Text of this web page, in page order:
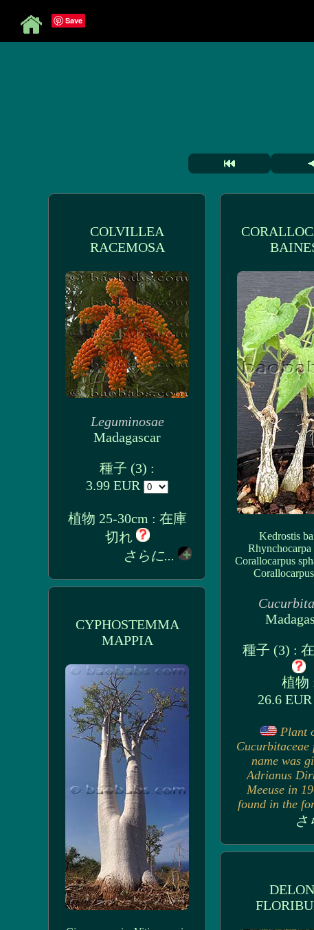
Save
COLVILLEA
RACEMOSA
Leguminosae
Madagascar
種子 (3) :
3.99 EUR
植物 25-30cm : 在庫
切れ
さらに...
Kedrostis
Rhynchocarpa
Corallocarpus
種子 (3) :
植物
26.6 EUR
Plant
Cucurbitaceae
name was
Adrianus
Meeuse in
found in the
さ
CYPHOSTEMMA
MAPPIA